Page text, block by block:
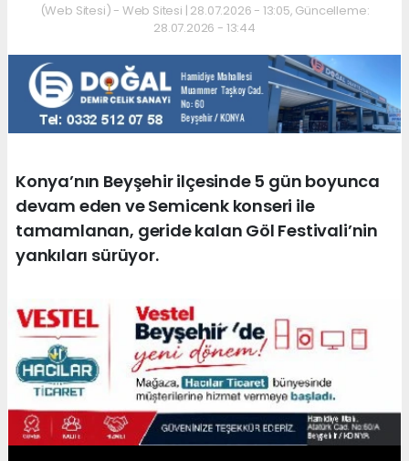
(Web Sitesi) - Web Sitesi | 28.07.2026 - 13:05, Güncelleme:
28.07.2026 - 13:44
Konya’nın Beyşehir ilçesinde 5 gün boyunca
devam eden ve Semicenk konseri ile
tamamlanan, geride kalan Göl Festivali’nin
yankıları sürüyor.